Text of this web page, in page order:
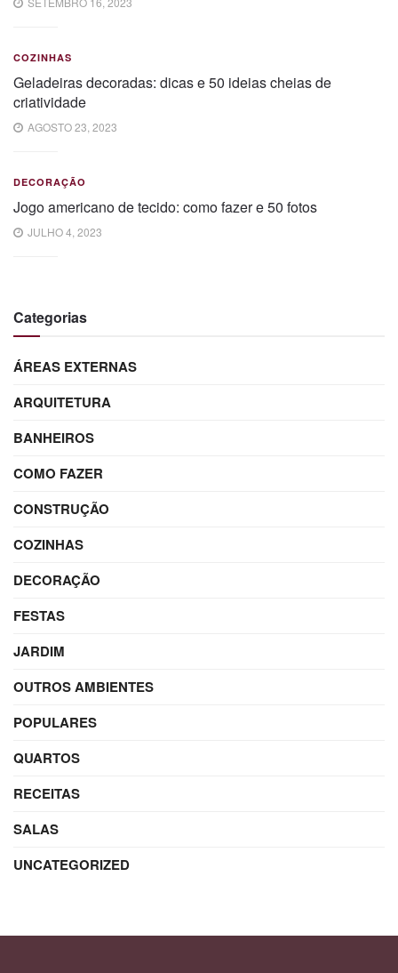
COZINHAS
Geladeiras decoradas: dicas e 50 ideias cheias de
criatividade
AGOSTO 23, 2023
DECORAÇÃO
Jogo americano de tecido: como fazer e 50 fotos
JULHO 4, 2023
Categorias
ÁREAS EXTERNAS
ARQUITETURA
BANHEIROS
COMO FAZER
CONSTRUÇÃO
COZINHAS
DECORAÇÃO
FESTAS
JARDIM
OUTROS AMBIENTES
POPULARES
QUARTOS
RECEITAS
SALAS
UNCATEGORIZED